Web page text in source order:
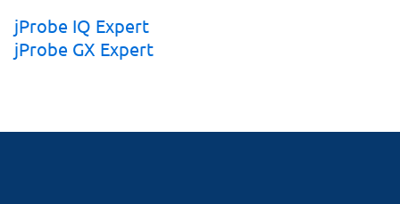
jProbe IQ Expert
jProbe GX Expert